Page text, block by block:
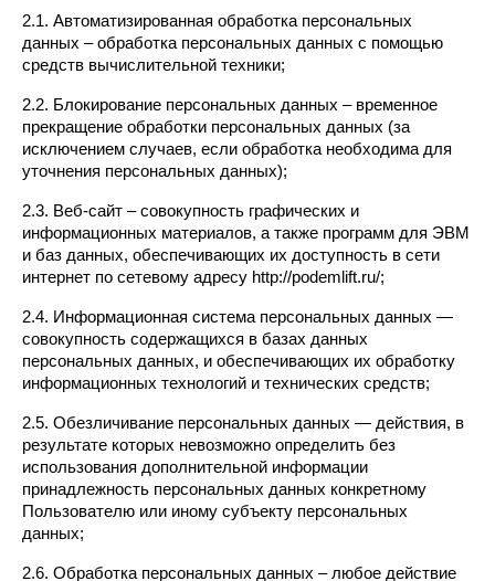
2.1. Автоматизированная обработка персональных
данных – обработка персональных данных с помощью
средств вычислительной техники;
2.2. Блокирование персональных данных – временное
прекращение обработки персональных данных (за
исключением случаев, если обработка необходима для
уточнения персональных данных);
2.3. Веб-сайт – совокупность графических и
информационных материалов, а также программ для ЭВМ
и баз данных, обеспечивающих их доступность в сети
интернет по сетевому адресу http://podemlift.ru/;
2.4. Информационная система персональных данных —
совокупность содержащихся в базах данных
персональных данных, и обеспечивающих их обработку
информационных технологий и технических средств;
2.5. Обезличивание персональных данных — действия, в
результате которых невозможно определить без
использования дополнительной информации
принадлежность персональных данных конкретному
Пользователю или иному субъекту персональных
данных;
2.6. Обработка персональных данных – любое действие